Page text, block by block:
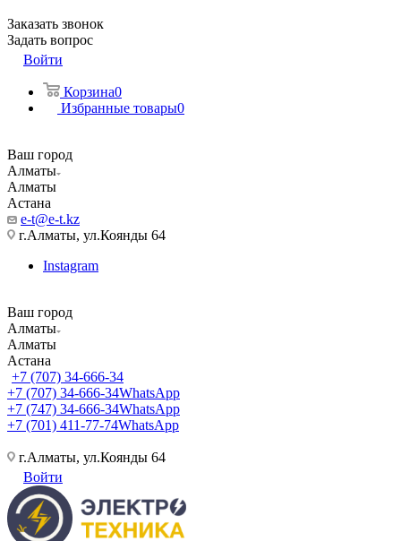
Заказать звонок
Задать вопрос
Войти
Корзина0
Избранные товары0
Ваш город
Алматы
Алматы
Астана
e-t@e-t.kz
г.Алматы, ул.Коянды 64
Instagram
Ваш город
Алматы
Алматы
Астана
+7 (707) 34-666-34
+7 (707) 34-666-34WhatsApp
+7 (747) 34-666-34WhatsApp
+7 (701) 411-77-74WhatsApp
г.Алматы, ул.Коянды 64
Войти